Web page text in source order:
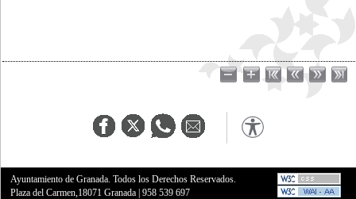
Ayuntamiento de Granada. Todos los Derechos Reservados.
Plaza del Carmen,18071 Granada |958 539 697